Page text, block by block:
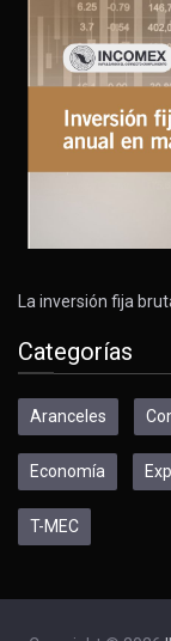
La inversión fija
Categorías
Aranceles
Economía
T-MEC